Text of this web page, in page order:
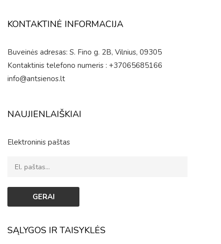
KONTAKTINĖ INFORMACIJA
Buveinės adresas: S. Fino g. 2B, Vilnius, 09305
Kontaktinis telefono numeris : +37065685166
info@antsienos.lt
NAUJIENLAIŠKIAI
Elektroninis paštas
SĄLYGOS IR TAISYKLĖS